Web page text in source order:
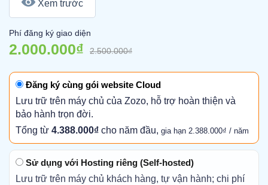
Xem trước
Phí đăng ký giao diện
2.000.000₫ 2.500.000₫
Đăng ký cùng gói website Cloud
Lưu trữ trên máy chủ của Zozo, hỗ trợ hoàn thiện và
bảo hành trọn đời.
Tổng từ 4.388.000₫ cho năm đầu, gia hạn 2.388.000₫ / năm
Sử dụng với Hosting riêng (Self-hosted)
Lưu trữ trên máy chủ khách hàng, tự vận hành; chi phí